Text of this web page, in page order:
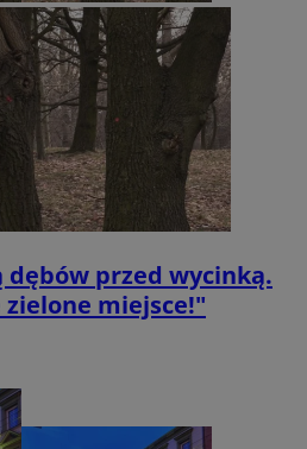
dębów przed wycinką.
miejsce!"